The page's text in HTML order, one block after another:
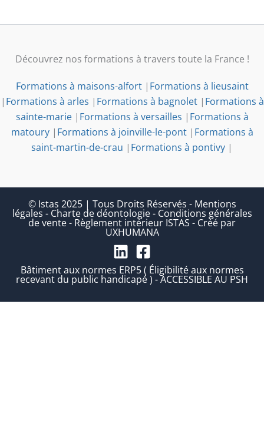
Découvrez nos formations à travers toute la France !
Formations à maisons-alfort| Formations à lieusaint
| Formations à arles | Formations à bagnolet| Formations à
sainte-marie| Formations à versailles | Formations à
matoury| Formations à joinville-le-pont| Formations à
saint-martin-de-crau | Formations à pontivy |
© Istas 2025 | Tous Droits Réservés - Mentions
légales - Charte de déontologie- Conditions générales
de vente- Règlement intérieur ISTAS - Créé par
UXHUMANA
Bâtiment aux normes ERP5 ( Éligibilité aux normes
recevant du public handicapé ) - ACCESSIBLE AU PSH